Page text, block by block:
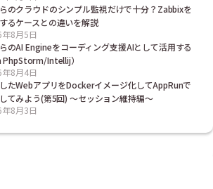
のクラウドのシンプル監視だけで十分？Zabbixを
るケースとの違いを解説
8月5日
のAI Engineをコーディング支援AIとして活用する
PhpStorm/Intellij）
8月4日
たWebアプリをDockerイメージ化してAppRunで
てみよう(第5回) ～セッション維持編～
8月3日